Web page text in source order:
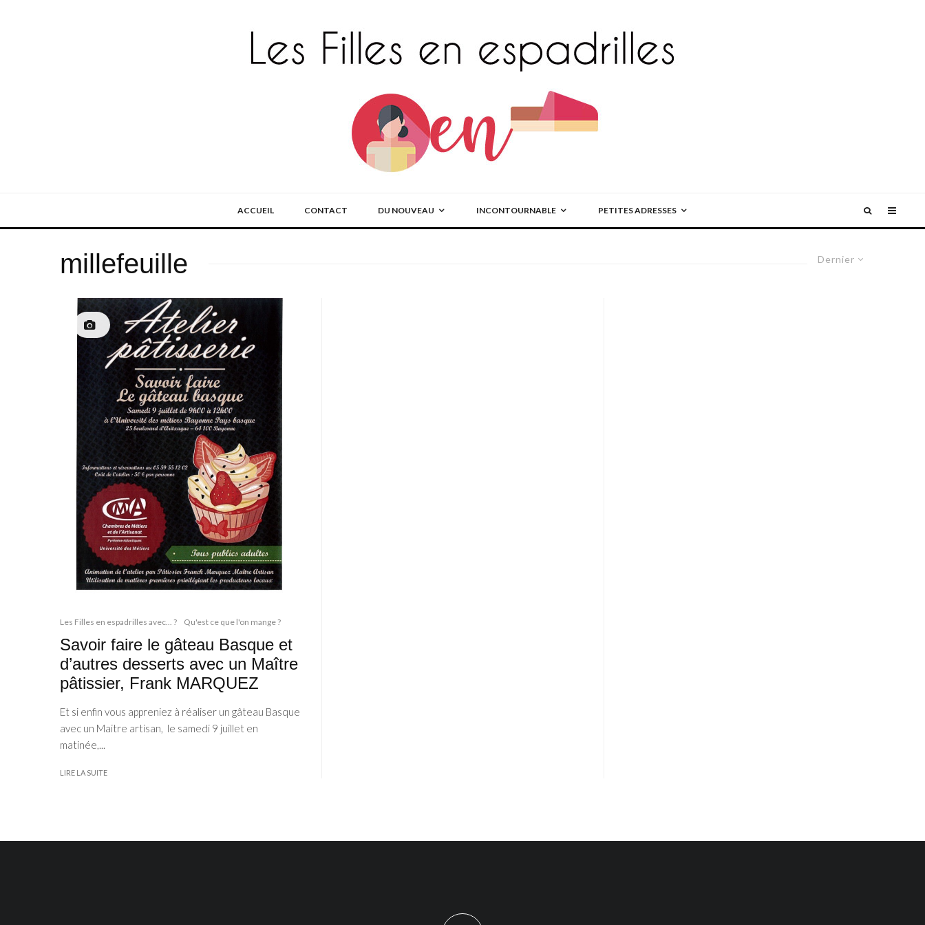
ACCUEIL CONTACT DU NOUVEAU INCONTOURNABLE PETITES ADRESSES
Dernier
millefeuille
Les Filles en espadrilles avec... ? Qu'est ce que l'on mange ?
Savoir faire le gâteau Basque et
d’autres desserts avec un Maître
pâtissier, Frank MARQUEZ
Et si enfin vous appreniez à réaliser un gâteau Basque
avec un Maitre artisan, le samedi 9 juillet en
matinée,...
LIRE LA SUITE